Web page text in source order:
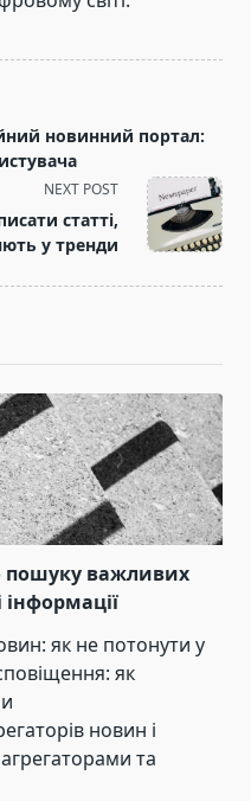
новинний портал:
NEXT POST
статті,
у тренди
важливих
як не потонути у
як
новин і
та